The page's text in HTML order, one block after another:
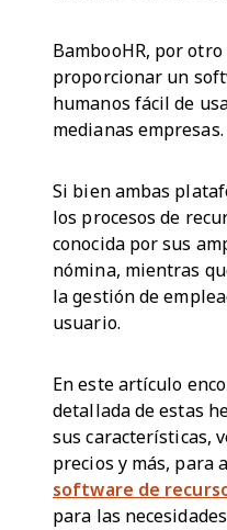
BambooHR, por
proporcionar un
humanos fácil de
medianas empresas.
Si bien ambas
los procesos de
conocida por sus
nómina, mientras
la gestión de
usuario.
En este artículo
detallada de estas
sus características,
precios y más, para
software de
para las